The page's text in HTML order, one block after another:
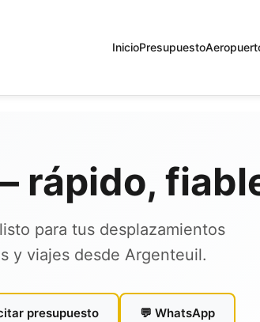
InicioPresupuesto
rápido,
para tus desplazamientos
y viajes desde Argenteuil.
presupuesto 💬 WhatsApp